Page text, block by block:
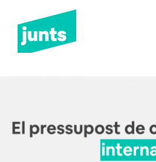
Junts Sant
Guíxols
NOTÍCIES